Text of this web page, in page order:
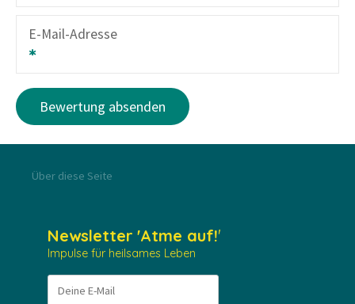
E-Mail-Adresse
Über diese Seite
Newsletter 'Atme auf!'
Impulse für heilsames Leben